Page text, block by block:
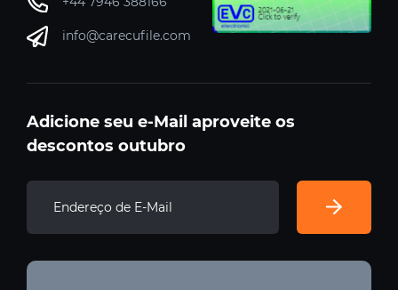
info@carecufile.com
Adicione seu e-Mail aproveite os
descontos outubro